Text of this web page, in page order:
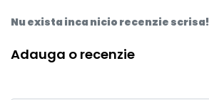
Nu exista inca nicio recenzie scrisa!
Adauga o recenzie